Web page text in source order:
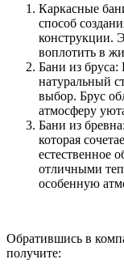
Каркасные
способ
конструкции.
воплотить в
Бани из
натуральный
выбор. Брус
атмосферу
Бани из
которая
естественное
отличными
особенную
Обратившись в
получите: